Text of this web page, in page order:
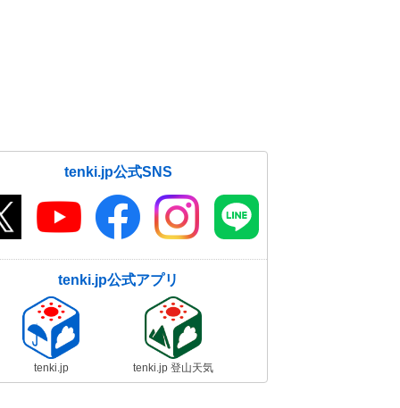
tenki.jp公式SNS
tenki.jp公式アプリ
tenki.jp tenki.jp 登山天気